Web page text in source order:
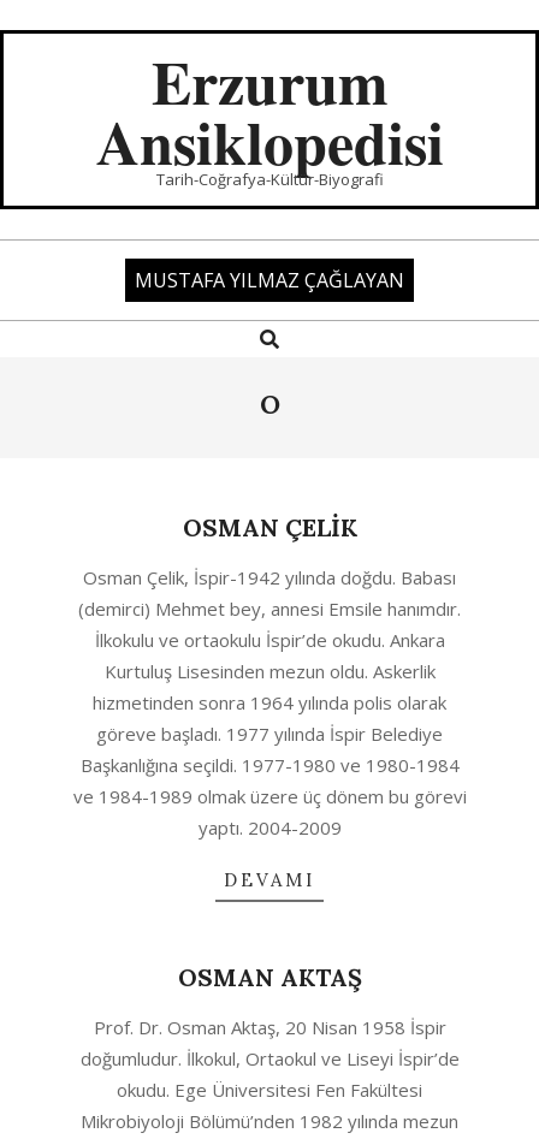
Erzurum
Ansiklopedisi
Tarih-Coğrafya-Kültür-Biyografi
MUSTAFA YILMAZ ÇAĞLAYAN
Search
O
OSMAN ÇELİK
12-
01
Osman Çelik, İspir-1942 yılında doğdu. Babası
(demirci) Mehmet bey, annesi Emsile hanımdır.
İlkokulu ve ortaokulu İspir’de okudu. Ankara
Kurtuluş Lisesinden mezun oldu. Askerlik
hizmetinden sonra 1964 yılında polis olarak
göreve başladı. 1977 yılında İspir Belediye
Başkanlığına seçildi. 1977-1980 ve 1980-1984
ve 1984-1989 olmak üzere üç dönem bu görevi
yaptı. 2004-2009
DEVAMI
OSMAN AKTAŞ
03-
14
Prof. Dr. Osman Aktaş, 20 Nisan 1958 İspir
doğumludur. İlkokul, Ortaokul ve Liseyi İspir’de
okudu. Ege Üniversitesi Fen Fakültesi
Mikrobiyoloji Bölümü’nden 1982 yılında mezun